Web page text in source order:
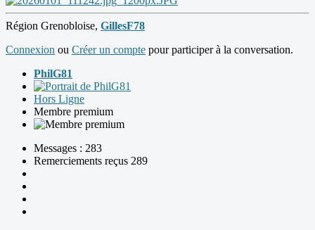
Région Grenobloise, GillesF78
Connexion ou Créer un compte pour participer à la conversation.
PhilG81
Hors Ligne
Membre premium
Messages : 283
Remerciements reçus 289